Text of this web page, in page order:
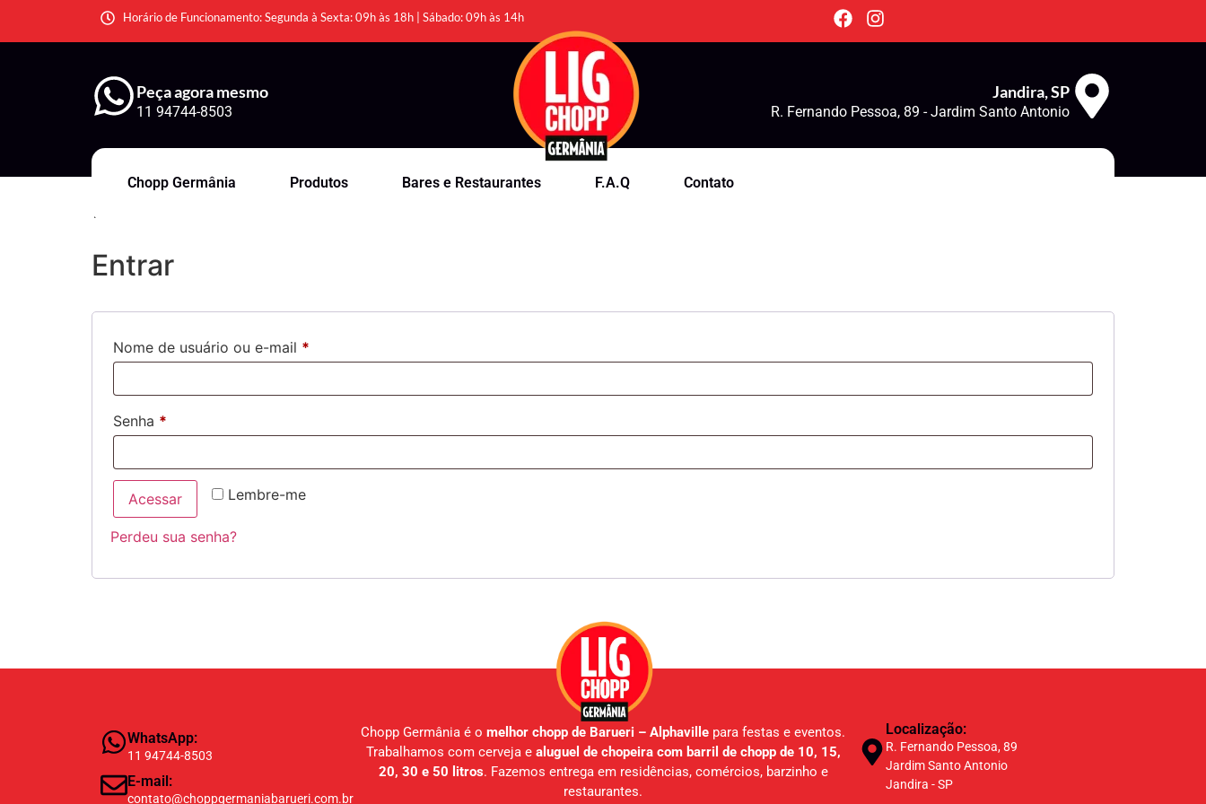
Horário de Funcionamento: Segunda à Sexta: 09h às 18h | Sábado: 09h às 14h
Peça agora mesmo
11 94744-8503
Jandira, SP
R. Fernando Pessoa, 89 - Jardim Santo Antonio
Chopp Germânia Produtos Bares e Restaurantes F.A.Q Contato
Minha conta
Entrar
Nome de usuário ou e-mail *
Senha *
Lembre-me
Acessar
Perdeu sua senha?
WhatsApp:
11 94744-8503
E-mail:
contato@choppgermaniabarueri.com.br
Chopp Germânia é o melhor chopp de Barueri – Alphaville para festas e eventos.
Trabalhamos com cerveja e aluguel de chopeira com barril de chopp de 10, 15,
20, 30 e 50 litros. Fazemos entrega em residências, comércios, barzinho e
restaurantes.
Localização:
R. Fernando Pessoa, 89
Jardim Santo Antonio
Jandira - SP